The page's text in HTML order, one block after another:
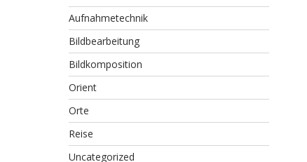
Aufnahmetechnik
Bildbearbeitung
Bildkomposition
Orient
Orte
Reise
Uncategorized